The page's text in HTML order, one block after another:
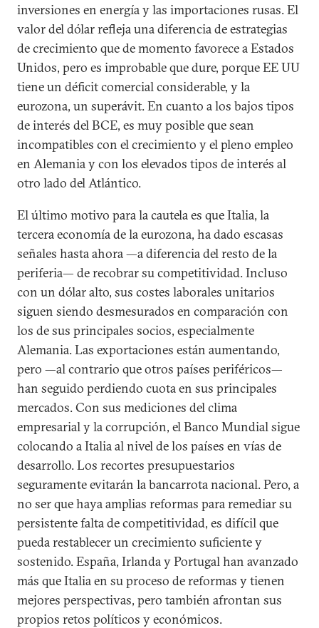
inversiones en energía y las importaciones rusas. El
valor del dólar refleja una diferencia de estrategias
de crecimiento que de momento favorece a Estados
Unidos, pero es improbable que dure, porque EE UU
tiene un déficit comercial considerable, y la
eurozona, un superávit. En cuanto a los bajos tipos
de interés del BCE, es muy posible que sean
incompatibles con el crecimiento y el pleno empleo
en Alemania y con los elevados tipos de interés al
otro lado del Atlántico.
El último motivo para la cautela es que Italia, la
tercera economía de la eurozona, ha dado escasas
señales hasta ahora —a diferencia del resto de la
periferia— de recobrar su competitividad. Incluso
con un dólar alto, sus costes laborales unitarios
siguen siendo desmesurados en comparación con
los de sus principales socios, especialmente
Alemania. Las exportaciones están aumentando,
pero —al contrario que otros países periféricos—
han seguido perdiendo cuota en sus principales
mercados. Con sus mediciones del clima
empresarial y la corrupción, el Banco Mundial sigue
colocando a Italia al nivel de los países en vías de
desarrollo. Los recortes presupuestarios
seguramente evitarán la bancarrota nacional. Pero, a
no ser que haya amplias reformas para remediar su
persistente falta de competitividad, es difícil que
pueda restablecer un crecimiento suficiente y
sostenido. España, Irlanda y Portugal han avanzado
más que Italia en su proceso de reformas y tienen
mejores perspectivas, pero también afrontan sus
propios retos políticos y económicos.